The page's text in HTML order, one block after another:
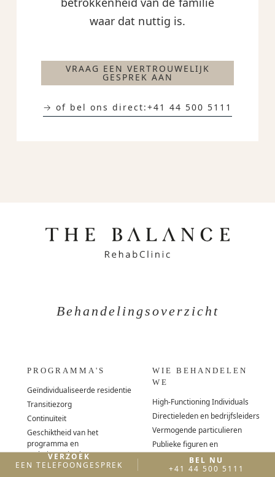
waar dat nuttig is.
VRAAG EEN VERTROUWELIJK
GESPREK AAN
→ of bel ons direct:+41 44 500 5111
Behandelingsoverzicht
PROGRAMMA'S
Geïndividualiseerde residentie
Transitiezorg
Continuïteit
Geschiktheid van het
programma en
toelatingscriteria
Behandelingskosten
WIE BEHANDELEN
WE
High-Functioning Individuals
Directieleden en bedrijfsleiders
Vermogende particulieren
Publieke figuren en
beroemdheden
Creatievelingen en
VERZOEK
EEN TELEFOONGESPREK
BEL NU
+41 44 500 5111